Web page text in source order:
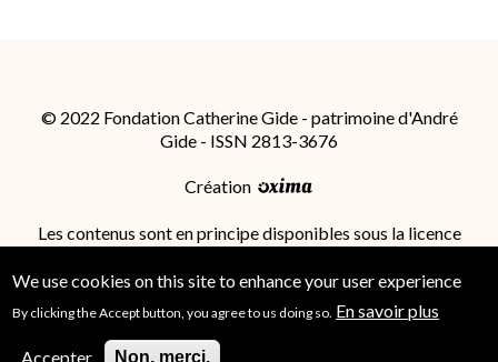
© 2022 Fondation Catherine Gide - patrimoine d'André
Gide - ISSN 2813-3676
Création
Les contenus sont en principe disponibles sous la licence
International (CC BY-SA 4.0); des conditions
supplémentaires peuvent s'appliquer.
We use cookies on this site to enhance your user experience
By clicking the Accept button, you agree to us doing so. En savoir plus
Accepter Non, merci.